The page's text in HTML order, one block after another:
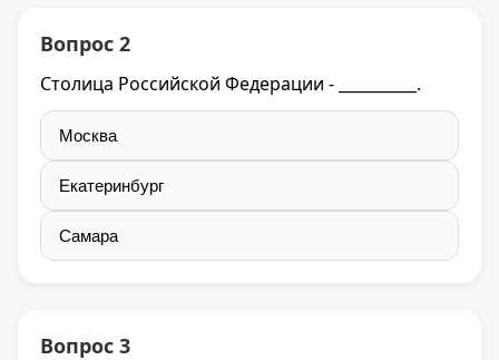
Вопрос 2
Столица Российской Федерации - __________.
Москва
Екатеринбург
Самара
Вопрос 3